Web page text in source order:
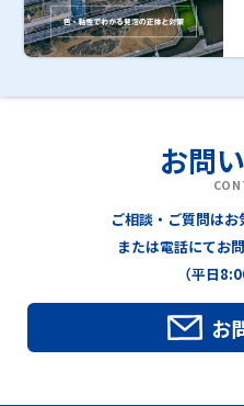
お問
ご相談・ご質問は
または電話にてお
（平日
お